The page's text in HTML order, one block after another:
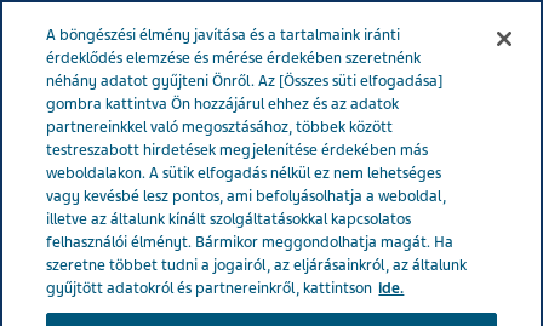
Magyarország Hírek és média Latest news
támogatás a Debreceni Egyetem számára
Újabb Teva-támogatás a
Debreceni Egyetemnek
A böngészési élmény javítása és a tartalmaink iránti
érdeklődés elemzése és mérése érdekében szeretnénk
néhány adatot gyűjteni Önről. Az [Összes süti elfogadása]
gombra kattintva Ön hozzájárul ehhez és az adatok
partnereinkkel való megosztásához, többek között
testreszabott hirdetések megjelenítése érdekében más
weboldalakon. A sütik elfogadás nélkül ez nem lehetséges
vagy kevésbé lesz pontos, ami befolyásolhatja a weboldal,
illetve az általunk kínált szolgáltatásokkal kapcsolatos
felhasználói élményt. Bármikor meggondolhatja magát. Ha
szeretne többet tudni a jogairól, az eljárásainkról, az általunk
gyűjtött adatokról és partnereinkről, kattintson ide.